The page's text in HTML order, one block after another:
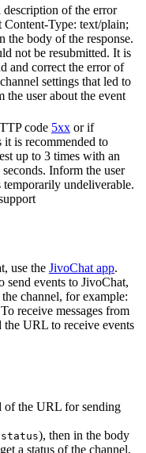
description of the error
Content-Type: text/plain;
the body of the response.
not be resubmitted. It is
and correct the error of
settings that led to
the user about the event
code 5xx or if
it is recommended to
up to 3 times with an
Inform the user
temporarily undeliverable.
use the JivoChat app.
send events to JivoChat,
channel, for example:
receive messages from
the URL to receive events
of the URL for sending
), then in the body
a status of the channel,